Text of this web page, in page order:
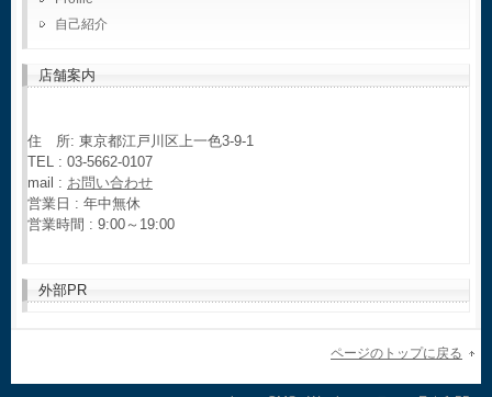
自己紹介
店舗案内
住 所: 東京都江戸川区上一色3-9-1
TEL : 03-5662-0107
mail : お問い合わせ
営業日 : 年中無休
営業時間 : 9:00～19:00
外部PR
ページのトップに戻る